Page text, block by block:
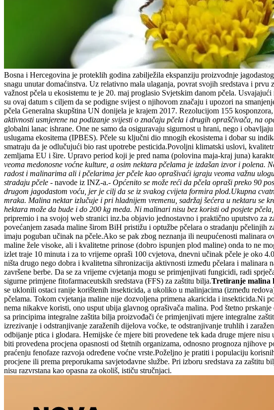
Bosna i Hercegovina je proteklih godina zabilježila ekspanziju proizvodnje
snagu unutar domaćinstva. Uz relativno mala ulaganja, povrat svojih sredstava i
važnost pčela u ekosistemu te je 20. maj proglasio Svjetskim danom pčela.
su ovaj datum s ciljem da se podigne svijest o njihovom značaju i upozori na
pčela Generalna skupština UN donijela je krajem 2017. Rezolucijom 155
aktivnosti usmjerene na podizanje svijesti o značaju pčela i drugih opraščivača, na
globalni lanac ishrane. One ne samo da osiguravaju sigurnost u hrani, nego i
uslugama ekositema (IPBES). Pčele su ključni dio mnogih ekosistema i dobar su
smatraju da je odlučujući bio rast upotrebe pesticida.Povoljni klimatski uslovi,
zemljama EU i šire. Upravo period koji je pred nama (polovina maja-kraj juna)
veoma medonosne voćne kulture, a osim nektara pčelama je izdašan izvor i
radost i malinarima ali i pčelarima jer pčele kao oprašivaći igraju veoma važnu
stradaju pčele - navode iz INZ-a.- Općenito se može reći da pčela opraši preko 90
drugom jagodastom voću, jer je cilj da se iz svakog cvijeta formira plod.Ukupna
mraka. Malina nektar izlučuje i pri hladnijem vremenu, sadržaj šećera u nektaru se
hektara može da bude i do 200 kg meda. Ni malinari nisu bez koristi od posjete
pripremio i na svojoj web stranici inz.ba objavio jednostavno i praktično uputstvo za
povećanjem zasada maline širom BiH pristižu i optužbe pčelara o stradanju
imaju poguban učinak na pčele.Ako se pak zbog neznanja ili neupućenosti
maline žele visoke, ali i kvalitetne prinose (dobro ispunjen plod maline) onda to ne
izlet traje 10 minuta i za to vrijeme opraši 100 cvjetova, dnevni učinak pčele je oko
ništa drugo nego dobra i kvalitetna sihronizacija aktivnosti između pčelara i
završene berbe. Da se za vrijeme cvjetanja mogu se primjenjivati fungicidi, radi
sigurne primjene fitofarmaceutskih sredstava (FFS) za zaštitu bilja.Tretiranje malina
se uklonili ostaci ranije korištenih insekticida, a ukoliko u malinjacima (između
pčelama. Tokom cvjetanja maline nije dozvoljena primena akaricida i insekticida.Ni
nema nikakve koristi, ono usput ubija glavnog oprašivača malina. Pod štetno
sa principima integralne zaštita bilja proizvođači će primjenjivati mjere integralne
izrezivanje i odstranjivanje zaraženih dijelova voćke, te odstranjivanje truhlih i
odbijanje ptica i glodara. Hemijske će mjere biti provedene tek kada druge mjere
biti provedena procjena opasnosti od štetnih organizama, odnosno prognoza
praćenju fenofaze razvoja određene voćne vrste.Poželjno je pratiti i populaciju
procjene ili prema preporukama savjetodavne službe. Pri izboru sredstava za zaštitu
nisu razvrstana kao opasna za okoliš, ističu stručnjaci.